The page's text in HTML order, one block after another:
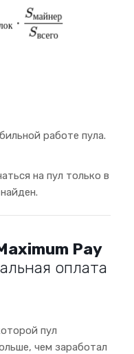
работе пула.
на пул только в
Pay
оплата
пул
чем заработал